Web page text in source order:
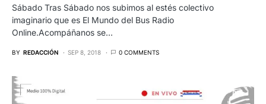
Sábado Tras Sábado nos subimos al estés colectivo
imaginario que es El Mundo del Bus Radio
Online.Acompáñanos se…
BY REDACCIÓN SEP 8, 2018 0 COMMENTS